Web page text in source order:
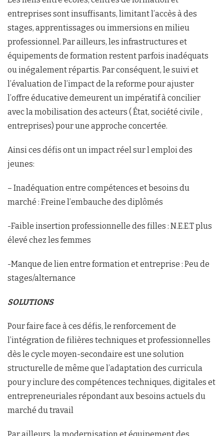
entreprises sont insuffisants, limitant l’accès à des
stages, apprentissages ou immersions en milieu
professionnel. Par ailleurs, les infrastructures et
équipements de formation restent parfois inadéquats
ou inégalement répartis. Par conséquent, le suivi et
l’évaluation de l’impact de la reforme pour ajuster
l’offre éducative demeurent un impératif à concilier
avec la mobilisation des acteurs ( État, société civile ,
entreprises) pour une approche concertée.
Ainsi ces défis ont un impact réel sur l emploi des
jeunes:
– Inadéquation entre compétences et besoins du
marché : Freine l’embauche des diplômés
-Faible insertion professionnelle des filles : N.E.E.T plus
élevé chez les femmes
-Manque de lien entre formation et entreprise : Peu de
stages/alternance
SOLUTIONS
Pour faire face à ces défis, le renforcement de
l’intégration de filières techniques et professionnelles
dès le cycle moyen-secondaire est une solution
structurelle de même que l’adaptation des curricula
pour y inclure des compétences techniques, digitales et
entrepreneuriales répondant aux besoins actuels du
marché du travail